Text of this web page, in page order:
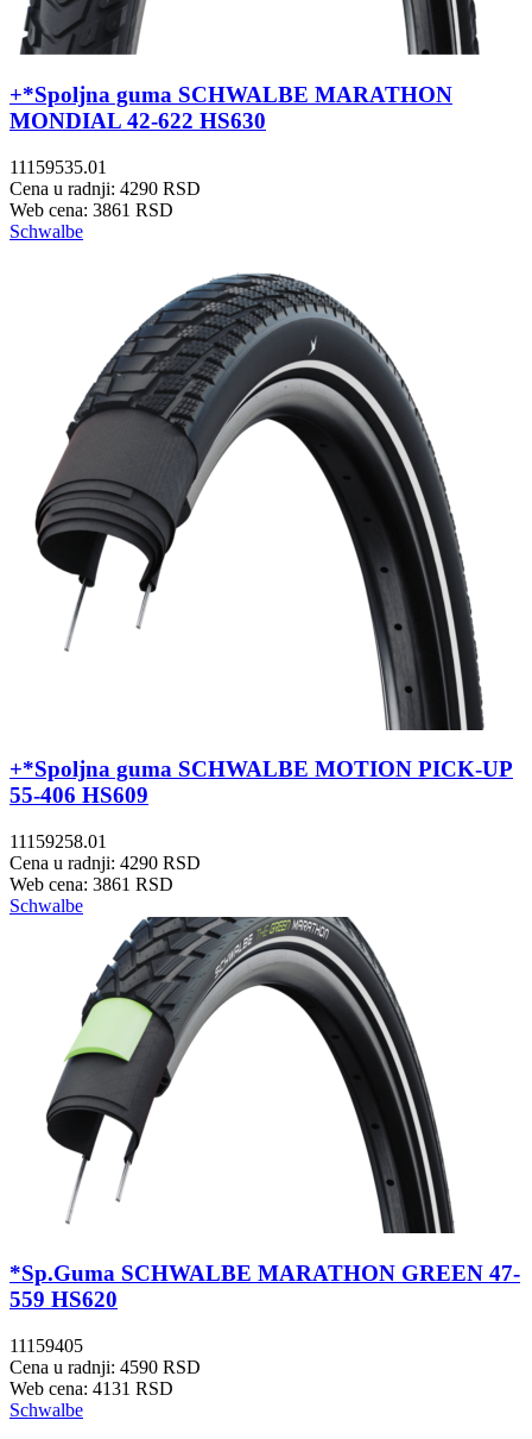
+*Spoljna guma SCHWALBE MARATHON
MONDIAL 42-622 HS630
11159535.01
Cena u radnji: 4290 RSD
Web cena: 3861 RSD
Schwalbe
+*Spoljna guma SCHWALBE MOTION PICK-UP
55-406 HS609
11159258.01
Cena u radnji: 4290 RSD
Web cena: 3861 RSD
Schwalbe
*Sp.Guma SCHWALBE MARATHON GREEN 47-
559 HS620
11159405
Cena u radnji: 4590 RSD
Web cena: 4131 RSD
Schwalbe